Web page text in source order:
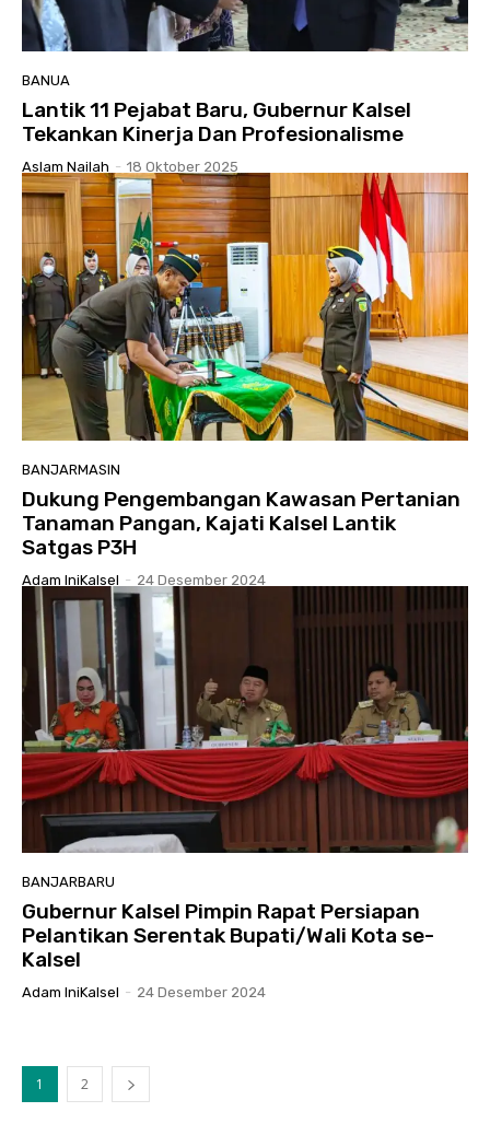
BANUA
Lantik 11 Pejabat Baru, Gubernur Kalsel
Tekankan Kinerja Dan Profesionalisme
Aslam Nailah - 18 Oktober 2025
BANJARMASIN
Dukung Pengembangan Kawasan Pertanian
Tanaman Pangan, Kajati Kalsel Lantik
Satgas P3H
Adam IniKalsel - 24 Desember 2024
BANJARBARU
Gubernur Kalsel Pimpin Rapat Persiapan
Pelantikan Serentak Bupati/Wali Kota se-
Kalsel
Adam IniKalsel - 24 Desember 2024
1 2